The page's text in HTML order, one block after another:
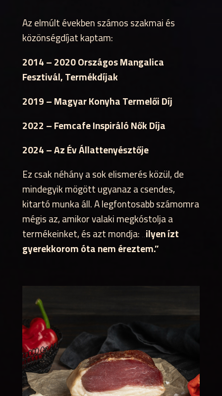
Az elmúlt években számos szakmai és
közönségdíjat kaptam:
2014 – 2020 Országos Mangalica
Fesztivál, Termékdíjak
2019 – Magyar Konyha Termelői Díj
2022 – Femcafe Inspiráló Nők Díja
2024 – Az Év Állattenyésztője
Ez csak néhány a sok elismerés közül, de
mindegyik mögött ugyanaz a csendes,
kitartó munka áll. A legfontosabb számomra
mégis az, amikor valaki megkóstolja a
termékeinket, és azt mondja:„ilyen ízt
gyerekkorom óta nem éreztem.”